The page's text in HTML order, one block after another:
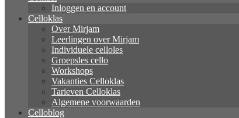
Inloggen en account
Celloklas
Over Mirjam
Leerlingen over Mirjam
Individuele celloles
Groepsles cello
Workshops
Vakanties Celloklas
Tarieven Celloklas
Algemene voorwaarden
Celloblog